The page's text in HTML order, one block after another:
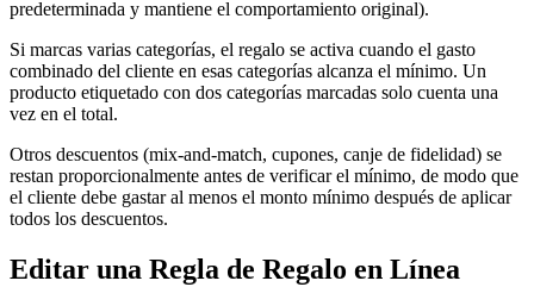
predeterminada y mantiene el comportamiento original).
Si marcas varias categorías, el regalo se activa cuando el gasto
combinado del cliente en esas categorías alcanza el mínimo. Un
producto etiquetado con dos categorías marcadas solo cuenta una
vez en el total.
Otros descuentos (mix-and-match, cupones, canje de fidelidad) se
restan proporcionalmente antes de verificar el mínimo, de modo que
el cliente debe gastar al menos el monto mínimo después de aplicar
todos los descuentos.
Editar una Regla de Regalo en Línea